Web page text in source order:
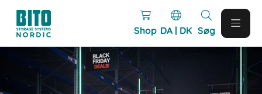
Shop DA | DK Søg